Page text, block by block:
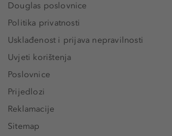
Douglas poslovnice
Politika privatnosti
Usklađenost i prijava nepravilnosti
Uvjeti korištenja
Poslovnice
Prijedlozi
Reklamacije
Sitemap